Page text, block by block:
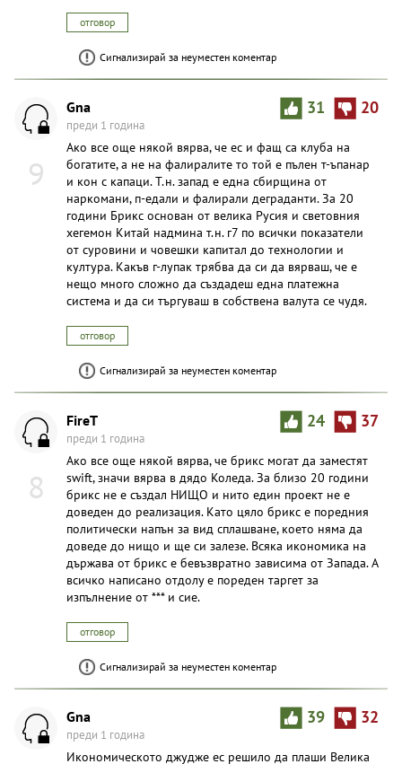
отговор
Сигнализирай за неуместен коментар
9
31 20
Gna
преди 1 година
Ако все още някой вярва, че ес и фащ са клуба на
богатите, а не на фалиралите то той е пълен т-ъпанар
и кон с капаци. Т.н. запад е една сбирщина от
наркомани, п-едали и фалирали деграданти. За 20
години Брикс основан от велика Русия и световния
хегемон Китай надмина т.н. г7 по всички показатели
от суровини и човешки капитал до технологии и
култура. Какъв г-лупак трябва да си да вярваш, че е
нещо много сложно да създадеш една платежна
система и да си търгуваш в собствена валута се чудя.
отговор
Сигнализирай за неуместен коментар
8
24 37
FireT
преди 1 година
Ако все още някой вярва, че брикс могат да заместят
swift, значи вярва в дядо Коледа. За близо 20 години
брикс не е създал НИЩО и нито един проект не е
доведен до реализация. Като цяло брикс е поредния
политически напън за вид сплашване, което няма да
доведе до нищо и ще си залезе. Всяка икономика на
държава от брикс е бевъзвратно зависима от Запада. А
всичко написано отдолу е пореден таргет за
изпълнение от *** и сие.
отговор
Сигнализирай за неуместен коментар
39 32
Gna
преди 1 година
Икономическото джудже ес решило да плаши Велика